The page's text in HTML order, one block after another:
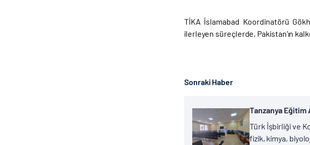
TİKA İslamabad Koordinatörü
ilerleyen süreçlerde, Pakistan’ın
Sonraki Haber
Tanzanya Eğitim
Türk İşbirliği ve
fizik, kimya,